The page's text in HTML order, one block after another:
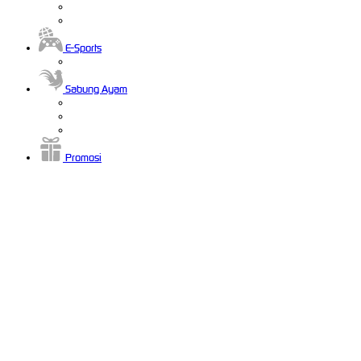
E-Sports
Sabung Ayam
Promosi